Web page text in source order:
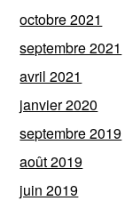
octobre 2021
septembre 2021
avril 2021
janvier 2020
septembre 2019
août 2019
juin 2019